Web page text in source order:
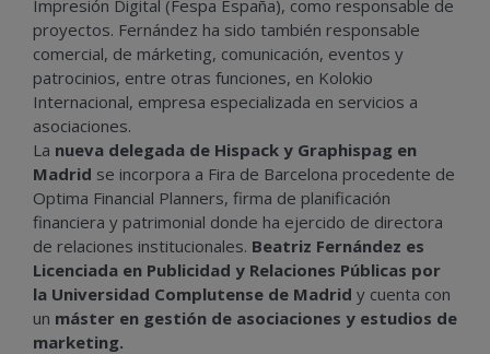
Impresión Digital (Fespa España), como responsable de
proyectos. Fernández ha sido también responsable
comercial, de márketing, comunicación, eventos y
patrocinios, entre otras funciones, en Kolokio
Internacional, empresa especializada en servicios a
asociaciones.
La nueva delegada de Hispack y Graphispag en
Madrid se incorpora a Fira de Barcelona procedente de
Optima Financial Planners, firma de planificación
financiera y patrimonial donde ha ejercido de directora
de relaciones institucionales. Beatriz Fernández es
Licenciada en Publicidad y Relaciones Públicas por
la Universidad Complutense de Madrid y cuenta con
un máster en gestión de asociaciones y estudios de
marketing.